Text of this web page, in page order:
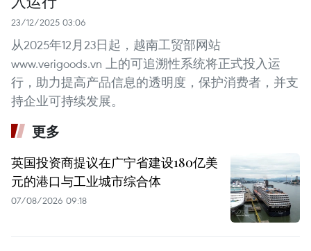
23/12/2025 03:06
从2025年12月23日起，越南工贸部网站
www.verigoods.vn 上的可追溯性系统将正式投入运
行，助力提高产品信息的透明度，保护消费者，并支
持企业可持续发展。
更多
英国投资商提议在广宁省建设180亿美
元的港口与工业城市综合体
07/08/2026 09:18